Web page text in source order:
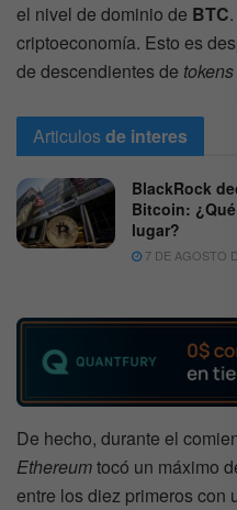
el nivel de dominio de BTC
criptoeconomía. Esto es
de descendientes de
Articulosde interes
BlackRock
Bitcoin: ¿Qué
lugar?
7 DE AGOSTO
De hecho, durante el
Ethereumtocó un máximo
entre los diez primeros con